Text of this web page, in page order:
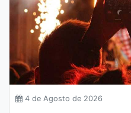
4 de Agosto de 2026